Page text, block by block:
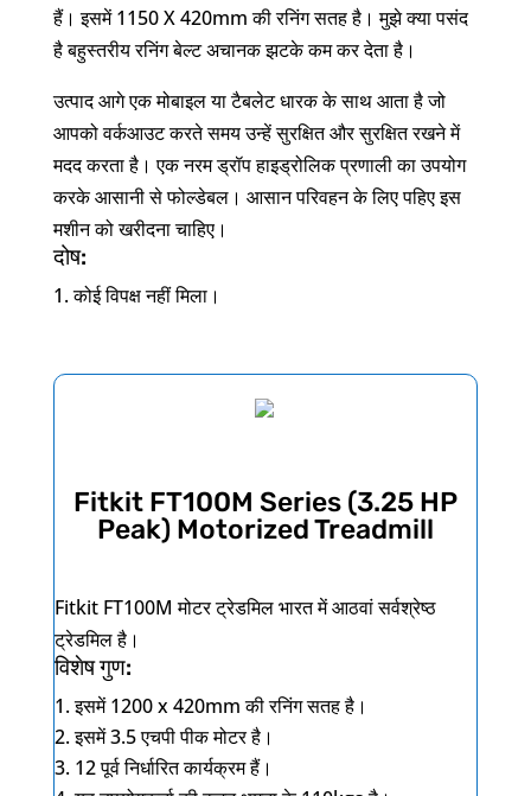
हैं। इसमें 1150 X 420mm की रनिंग सतह है। मुझे क्या पसंद
है बहुस्तरीय रनिंग बेल्ट अचानक झटके कम कर देता है।
उत्पाद आगे एक मोबाइल या टैबलेट धारक के साथ आता है जो
आपको वर्कआउट करते समय उन्हें सुरक्षित और सुरक्षित रखने में
मदद करता है। एक नरम ड्रॉप हाइड्रोलिक प्रणाली का उपयोग
करके आसानी से फोल्डेबल। आसान परिवहन के लिए पहिए इस
मशीन को खरीदना चाहिए।
दोष:
कोई विपक्ष नहीं मिला।
Fitkit FT100M Series (3.25 HP
Peak) Motorized Treadmill
Fitkit FT100Mमोटर ट्रेडमिल भारत में आठवां सर्वश्रेष्ठ
ट्रेडमिल है।
विशेष गुण:
इसमें1200 x 420mmकी रनिंग सतह है।
इसमें3.5एचपी पीक मोटर है।
12पूर्व निर्धारित कार्यक्रम हैं।